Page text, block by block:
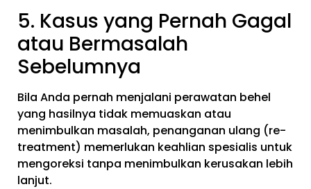
5. Kasus yang Pernah Gagal
atau Bermasalah
Sebelumnya
Bila Anda pernah menjalani perawatan behel
yang hasilnya tidak memuaskan atau
menimbulkan masalah, penanganan ulang (re-
treatment) memerlukan keahlian spesialis untuk
mengoreksi tanpa menimbulkan kerusakan lebih
lanjut.